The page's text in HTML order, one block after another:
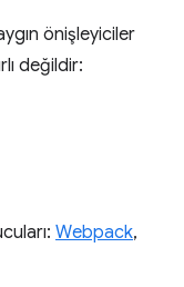
önişleyiciler
değildir:
Webpack,